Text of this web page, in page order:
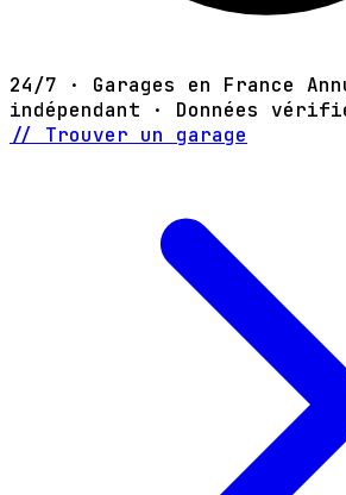
24/7 · Garages en France
indépendant · Données
// Trouver un garage